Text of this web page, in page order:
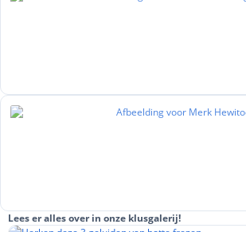
Lees er alles over in onze klusgalerij!